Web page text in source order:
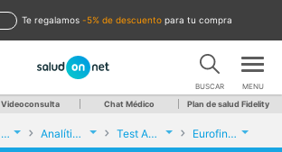
te regalamos -5% de descuento para tu compra
BUSCAR MENU
Videoconsulta Chat Médico Plan de salud Fidelity
Puerto del Rosario Analíticas y Genética Test ALEX. 300 alérgenos Eurofins Análisis Clínicos Puerto del Rosario